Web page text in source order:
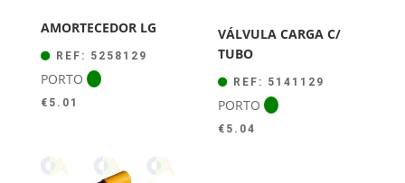
AMORTECEDOR LG
REF: 5258129
PORTO
€ 5.01
VÁLVULA CARGA C/
TUBO
REF: 5141129
PORTO
€ 5.04